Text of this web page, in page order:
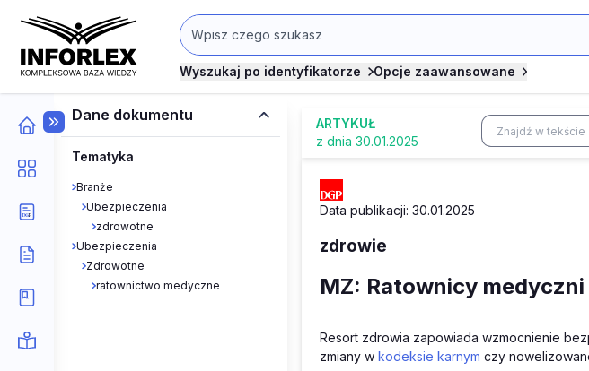
Wyszukaj po identyfikatorze Opcje zaawansowane
Dane dokumentu
Tematyka
Branże
Ubezpieczenia
zdrowotne
Ubezpieczenia
Zdrowotne
ratownictwo medyczne
ARTYKUŁ
z dnia 30.01.2025
Data publikacji: 30.01.2025
zdrowie
MZ: Ratownicy
Resort zdrowia zapowiada wzmocnienie
zmiany w kodeksie karnym czy